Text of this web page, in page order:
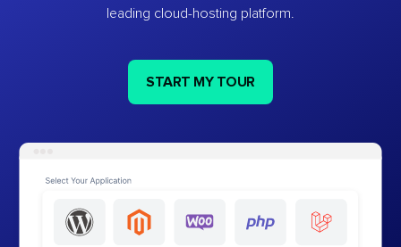
leading cloud-hosting platform.
START MY TOUR